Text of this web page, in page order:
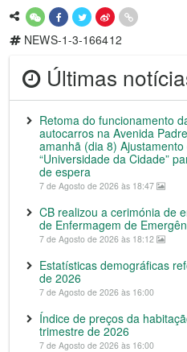
NEWS-1-3-166412
Últimas
Retoma do funcionamento
autocarros na Avenida
amanhã (dia 8)
“Universidade da Cidade”
de espera
7 de Agosto de 2026 às 18:47
CB realizou a cerimónia de
de Enfermagem de
7 de Agosto de 2026 às 18:12
Estatísticas demográficas
de 2026
7 de Agosto de 2026 às 16:00
Índice de preços da
trimestre de 2026
7 de Agosto de 2026 às 16:00